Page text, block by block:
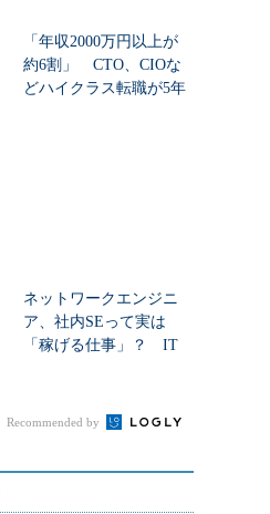
「年収2000万円以上が
約6割」 CTO、CIOな
どハイクラス転職が5年
ネットワークエンジニ
ア、社内SEって実は
「稼げる仕事」？ IT
Recommended by